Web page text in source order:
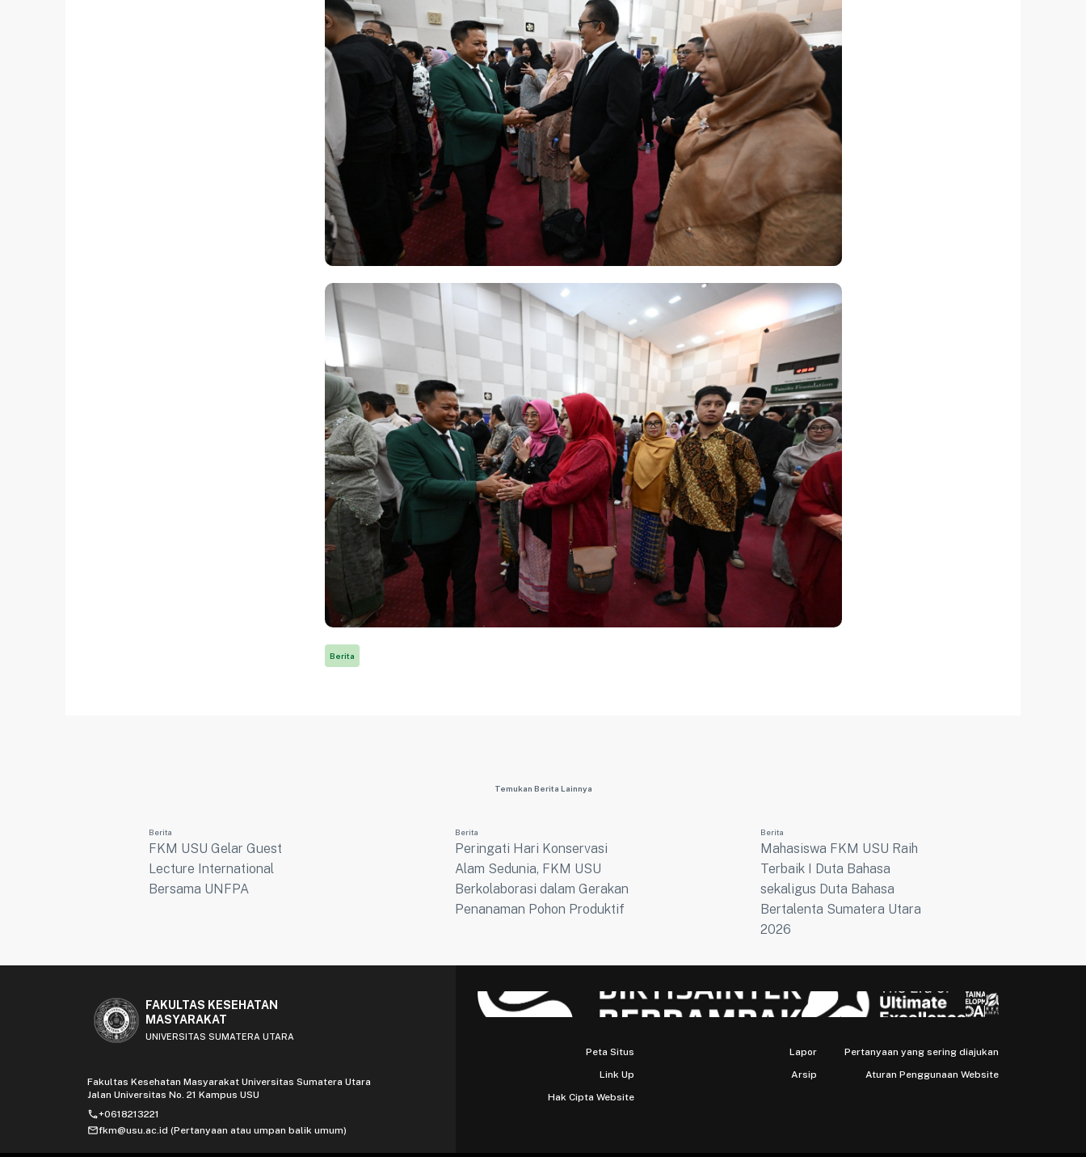
Berita
Temukan Berita Lainnya
Berita
FKM USU Gelar Guest
Lecture International
Bersama UNFPA
Berita
Peringati Hari Konservasi
Alam Sedunia, FKM USU
Berkolaborasi dalam Gerakan
Penanaman Pohon Produktif
Berita
Mahasiswa FKM USU Raih
Terbaik I Duta Bahasa
sekaligus Duta Bahasa
Bertalenta Sumatera Utara
2026
FAKULTAS KESEHATAN
MASYARAKAT
UNIVERSITAS SUMATERA UTARA
Fakultas Kesehatan Masyarakat Universitas Sumatera Utara
Jalan Universitas No. 21 Kampus USU
phone+0618213221
mailfkm@usu.ac.id (Pertanyaan atau umpan balik umum)
Peta Situs Lapor
Pertanyaan yang sering diajukan
Link Up
Arsip
Aturan Penggunaan Website
Hak Cipta Website